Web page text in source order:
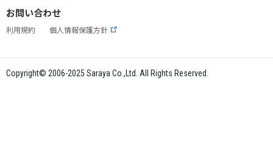
お問い合わせ
利用規約 個人情報保護方針
Copyright© 2006-2025 Saraya Co.,Ltd. All Rights Reserved.